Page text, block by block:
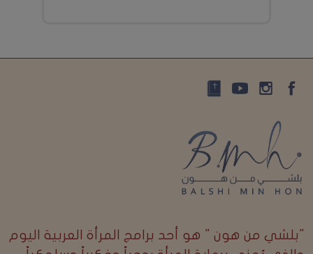
"بلشي من هون " هو أحد برامج المرأة العربية اليوم